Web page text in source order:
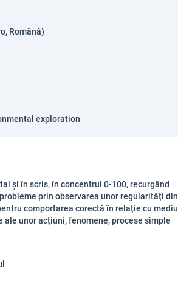
Română)
exploration
și în scris, în concentrul 0-100, recurgând
prin observarea unor regularități din
comportarea corectă în relație cu mediul
unor acțiuni, fenomene, procese simple